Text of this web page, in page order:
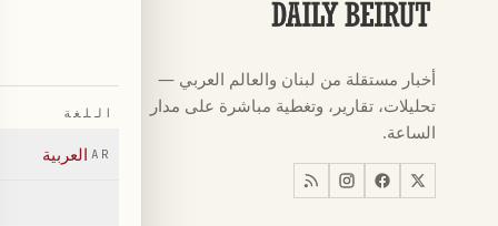
أخبار مستقلة من لبنان والعالم العربي —
تحليلات، تقارير، وتغطية مباشرة على مدار
الساعة.
كأس العالم
←أخبار
←اخبار لبنان
اللغة
AR العربية